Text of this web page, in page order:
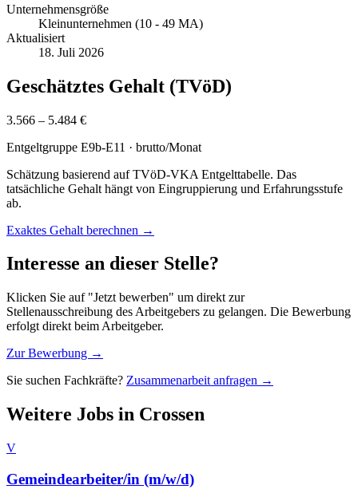
Unternehmensgröße
Kleinunternehmen (10 - 49 MA)
Aktualisiert
18. Juli 2026
Geschätztes Gehalt (TVöD)
3.566 – 5.484 €
Entgeltgruppe E9b-E11 · brutto/Monat
Schätzung basierend auf TVöD-VKA Entgelttabelle. Das
tatsächliche Gehalt hängt von Eingruppierung und Erfahrungsstufe
ab.
Exaktes Gehalt berechnen →
Interesse an dieser Stelle?
Klicken Sie auf "Jetzt bewerben" um direkt zur
Stellenausschreibung des Arbeitgebers zu gelangen. Die Bewerbung
erfolgt direkt beim Arbeitgeber.
Zur Bewerbung →
Sie suchen Fachkräfte? Zusammenarbeit anfragen →
Weitere Jobs in Crossen
V
Gemeindearbeiter/in (m/w/d)